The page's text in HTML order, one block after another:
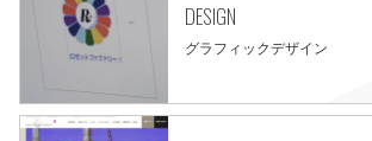
DESIGN
グラフィックデザイン